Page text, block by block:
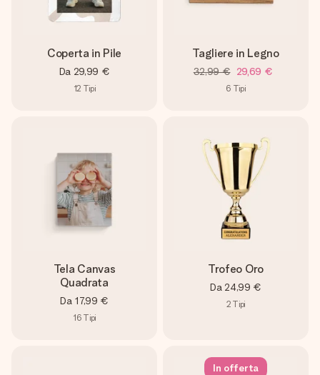
Coperta in Pile
Da 29,99 €
12 Tipi
Tagliere in Legno
32,99 € 29,69 €
6 Tipi
Tela Canvas
Quadrata
Da 17,99 €
16 Tipi
Trofeo Oro
Da 24,99 €
2 Tipi
In offerta